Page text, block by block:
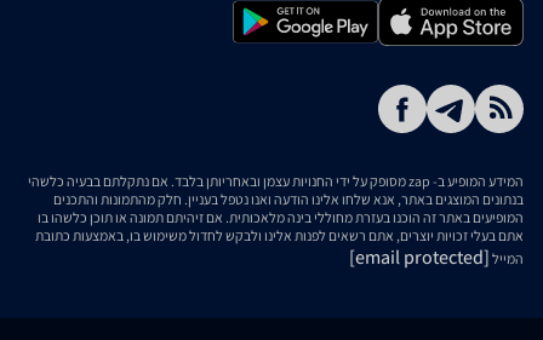
המידע המופיע ב- zap מסופק על ידי החנויות עצמן ובאחריותן בלבד. אם נתקלתם בבעיה כלשהי
בנתונים המוצגים באתר, אנא שלחו אלינו הודעה ואנו נטפל בעניין. חלק מהתמונות והתכנים
המופיעים באתר זה הוכנו בעזרת מחוללי בינה מלאכותית. אם זיהיתם תמונה או תוכן כלשהו בו
אתם בעלי זכויות יוצרים, אתם רשאים לפנות אלינו ולבקש לחדול משימוש בו, באמצעות כתובת
המייל [email protected]